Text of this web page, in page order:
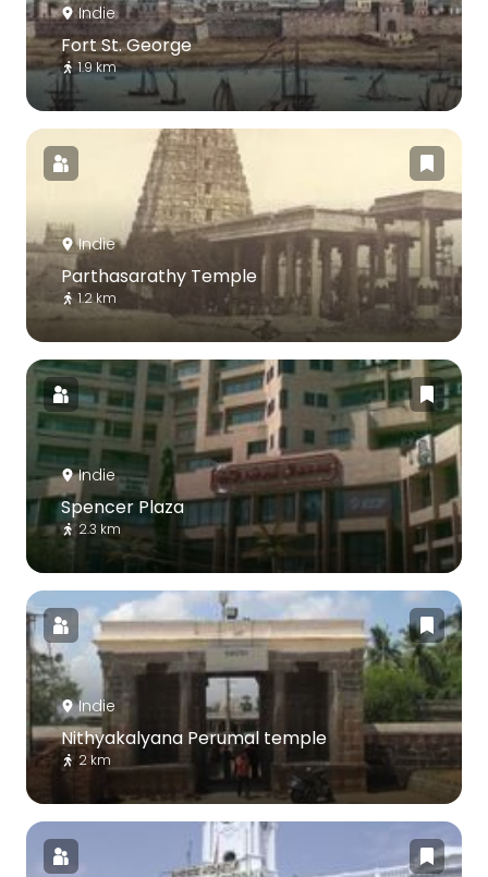
Indie
Fort St. George
1.9 km
Indie
Parthasarathy Temple
1.2 km
Indie
Spencer Plaza
2.3 km
Indie
Nithyakalyana Perumal temple
2 km